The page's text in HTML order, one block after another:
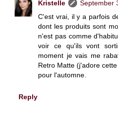
Kristelle
September
C'est vrai, il y a parfois
dont les produits sont
n'est pas comme
voir ce qu'ils vont
moment je vais me
Retro Matte (j'adore
pour l'automne.
Reply